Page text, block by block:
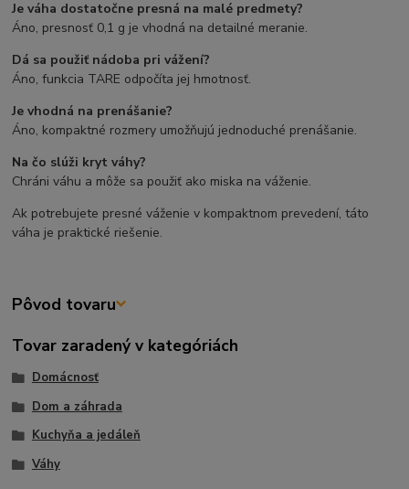
Je váha dostatočne presná na malé predmety?
Áno, presnosť 0,1 g je vhodná na detailné meranie.
Dá sa použiť nádoba pri vážení?
Áno, funkcia TARE odpočíta jej hmotnosť.
Je vhodná na prenášanie?
Áno, kompaktné rozmery umožňujú jednoduché prenášanie.
Na čo slúži kryt váhy?
Chráni váhu a môže sa použiť ako miska na váženie.
Ak potrebujete presné váženie v kompaktnom prevedení, táto
váha je praktické riešenie.
Pôvod tovaru
Tovar zaradený v kategóriách
Domácnosť
Dom a záhrada
Kuchyňa a jedáleň
Váhy